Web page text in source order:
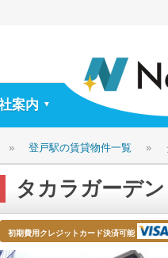
案内 ▼
登戸駅の賃貸物件一覧 »
タカラガーデ
初期費用クレジットカード決済可能